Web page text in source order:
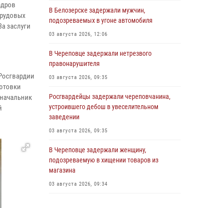
заслуги
В Белозерске задержали мужчин,
подозреваемых в угоне автомобиля
03 августа 2026, 12:06
В Череповце задержали нетрезвого
правонарушителя
03 августа 2026, 09:35
Росгвардейцы задержали череповчанина,
устроившего дебош в увеселительном
заведении
03 августа 2026, 09:35
В Череповце задержали женщину,
подозреваемую в хищении товаров из
магазина
03 августа 2026, 09:34